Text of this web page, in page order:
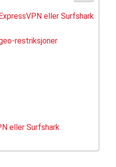
eller Surfshark
restriksjoner
eller Surfshark